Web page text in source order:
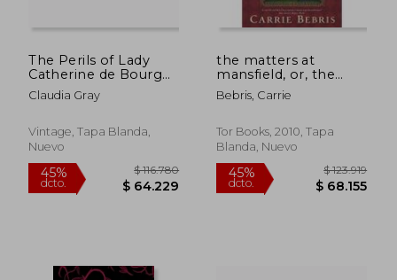
The Perils of Lady
Catherine de Bourgh
(en Inglés)
Claudia Gray
Vintage, Tapa Blanda,
Nuevo
the matters at
mansfield, or, the
crawford affair (en
Inglés)
Bebris, Carrie
Tor Books, 2010, Tapa
Blanda, Nuevo